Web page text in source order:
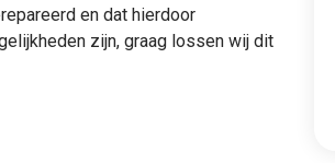
en dat hierdoor
zijn, graag lossen wij dit